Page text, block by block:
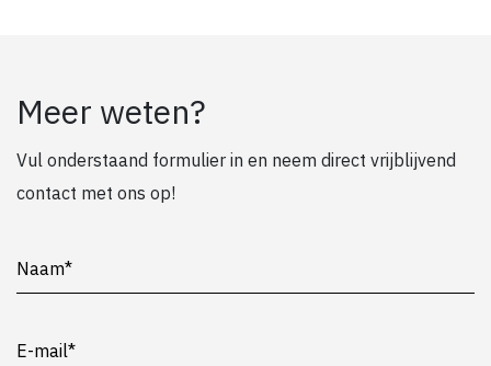
Meer weten?
Vul onderstaand formulier in en neem direct vrijblijvend
contact met ons op!